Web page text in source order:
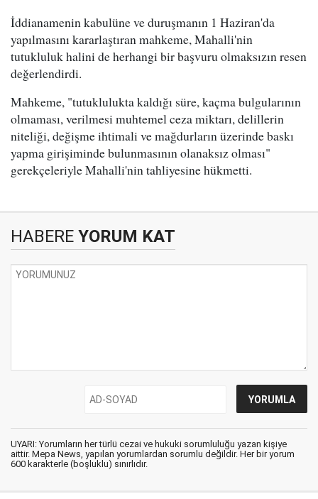
İddianamenin kabulüne ve duruşmanın 1 Haziran'da
yapılmasını kararlaştıran mahkeme, Mahalli'nin
tutukluluk halini de herhangi bir başvuru olmaksızın resen
değerlendirdi.
Mahkeme, "tutuklulukta kaldığı süre, kaçma bulgularının
olmaması, verilmesi muhtemel ceza miktarı, delillerin
niteliği, değişme ihtimali ve mağdurların üzerinde baskı
yapma girişiminde bulunmasının olanaksız olması"
gerekçeleriyle Mahalli'nin tahliyesine hükmetti.
HABERE YORUM KAT
UYARI: Yorumların her türlü cezai ve hukuki sorumluluğu yazan kişiye
aittir. Mepa News, yapılan yorumlardan sorumlu değildir. Her bir yorum
600 karakterle (boşluklu) sınırlıdır.